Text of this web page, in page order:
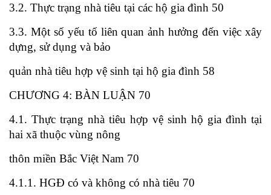
3.2. Thực trạng nhà tiêu tại các hộ gia đình 50
3.3. Một số yếu tố liên quan ảnh hưởng đến việc xây
dựng, sử dụng và bảo
quản nhà tiêu hợp vệ sinh tại hộ gia đình 58
CHƯƠNG 4: BÀN LUẬN 70
4.1. Thực trạng nhà tiêu hợp vệ sinh hộ gia đình tại
hai xã thuộc vùng nông
thôn miền Bắc Việt Nam 70
4.1.1. HGĐ có và không có nhà tiêu 70